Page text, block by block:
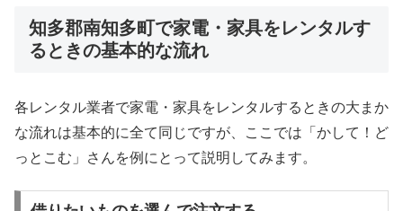
知多郡南知多町で家電・家具をレンタルす
るときの基本的な流れ
各レンタル業者で家電・家具をレンタルするときの大まか
な流れは基本的に全て同じですが、ここでは「かして！ど
っとこむ」さんを例にとって説明してみます。